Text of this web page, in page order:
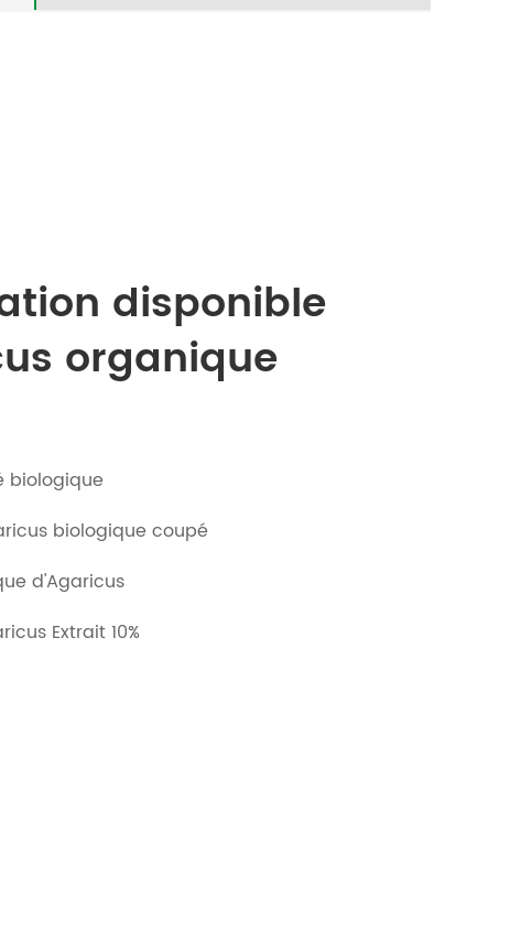
disponible
organique
biologique
biologique coupé
d'Agaricus
Extrait 10%